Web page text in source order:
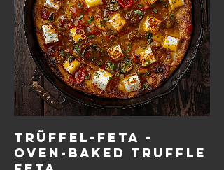
TRÜFFEL-FETA -
OVEN-BAKED TRUFFLE